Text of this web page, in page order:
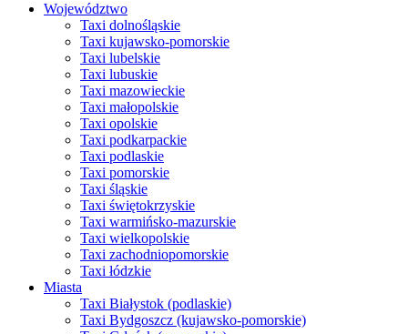
Województwo
Taxi dolnośląskie
Taxi kujawsko-pomorskie
Taxi lubelskie
Taxi lubuskie
Taxi mazowieckie
Taxi małopolskie
Taxi opolskie
Taxi podkarpackie
Taxi podlaskie
Taxi pomorskie
Taxi śląskie
Taxi świętokrzyskie
Taxi warmińsko-mazurskie
Taxi wielkopolskie
Taxi zachodniopomorskie
Taxi łódzkie
Miasta
Taxi Białystok (podlaskie)
Taxi Bydgoszcz (kujawsko-pomorskie)